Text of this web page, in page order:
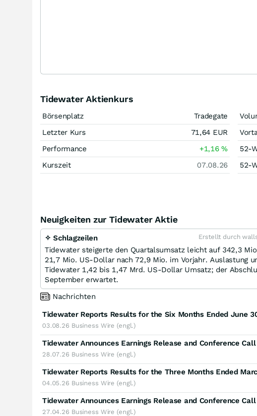
Tidewater Aktienkurs
Börsenplatz
Tradegate
Letzter Kurs
71,64 EUR
Performance
+1,16%
Kurszeit
07.08.26
52-
52-
Neuigkeiten zur Tidewater Aktie
✧ Schlagzeilen Erstellt durch
Tidewater steigerte den Quartalsumsatz leicht auf 342,3
21,7 Mio. US-Dollar nach 72,9 Mio. im Vorjahr. Auslastung
Tidewater 1,42 bis 1,47 Mrd. US-Dollar Umsatz; der
September erwartet.
Nachrichten
Tidewater Reports Results for the Six Months Ended June
03.08.26 Business Wire (engl.)
Tidewater Announces Earnings Release and Conference Call
28.07.26 Business Wire (engl.)
Tidewater Reports Results for the Three Months Ended
04.05.26 Business Wire (engl.)
Tidewater Announces Earnings Release and Conference Call
27.04.26 Business Wire (engl.)